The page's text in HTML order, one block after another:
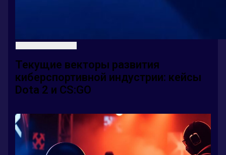
Текущие векторы развития
киберспортивной индустрии: кейсы
Dota 2 и CS:GO